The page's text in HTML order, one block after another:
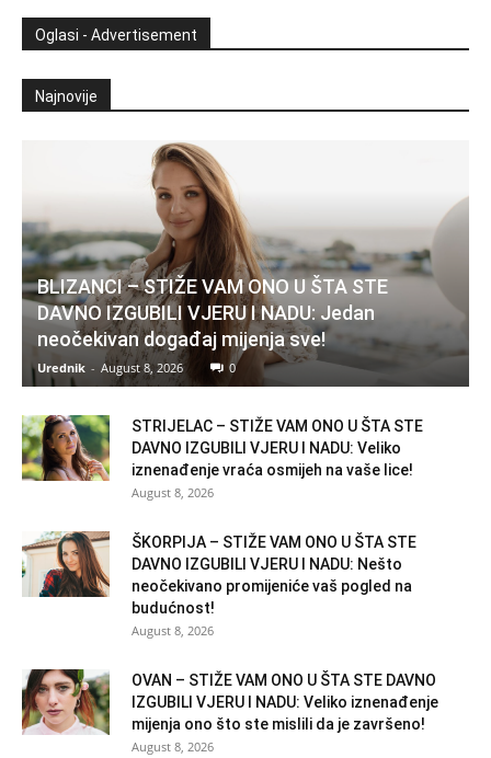
Oglasi - Advertisement
Najnovije
BLIZANCI – STIŽE VAM ONO U ŠTA STE
DAVNO IZGUBILI VJERU I NADU: Jedan
neočekivan događaj mijenja sve!
Urednik - August 8, 2026 0
STRIJELAC – STIŽE VAM ONO U ŠTA STE
DAVNO IZGUBILI VJERU I NADU: Veliko
iznenađenje vraća osmijeh na vaše lice!
August 8, 2026
ŠKORPIJA – STIŽE VAM ONO U ŠTA STE
DAVNO IZGUBILI VJERU I NADU: Nešto
neočekivano promijeniće vaš pogled na
budućnost!
August 8, 2026
OVAN – STIŽE VAM ONO U ŠTA STE DAVNO
IZGUBILI VJERU I NADU: Veliko iznenađenje
mijenja ono što ste mislili da je završeno!
August 8, 2026